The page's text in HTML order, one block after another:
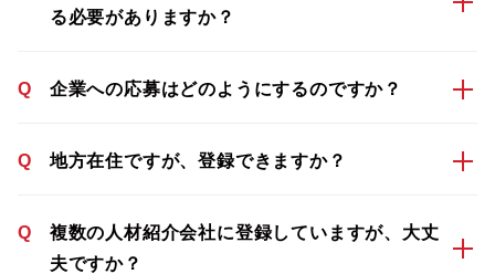
る必要がありますか？
Q 企業への応募はどのようにするのですか？
Q 地方在住ですが、登録できますか？
Q
複数の人材紹介会社に登録していますが、大丈
夫ですか？